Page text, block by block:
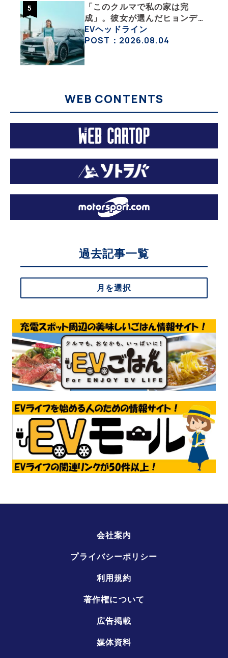
「このクルマで私の家は完
成」。彼女が選んだヒョンデ
「IONIQ 5」の「エネルギーハ
ック」な生活【ななみんEVレ
EVヘッドライン
POST：2026.08.04
WEB CONTENTS
過去記事一覧
月を選択
会社案内
プライバシーポリシー
利用規約
著作権について
広告掲載
媒体資料